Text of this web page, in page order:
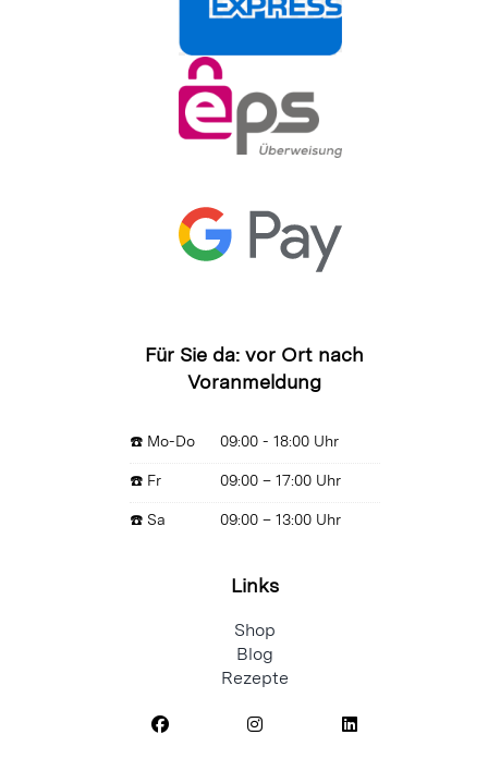
Für Sie da: vor Ort nach
☎️ Mo-Do 09:00 - 18:00 Uhr
☎️ Sa 09:00 – 13:00 Uhr
Blog
Rezepte
Bekannt aus